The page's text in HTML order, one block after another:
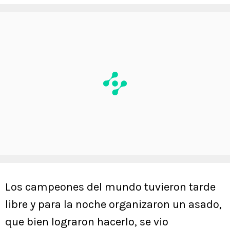
Los campeones del mundo tuvieron tarde
libre y para la noche organizaron un asado,
que bien lograron hacerlo, se vio